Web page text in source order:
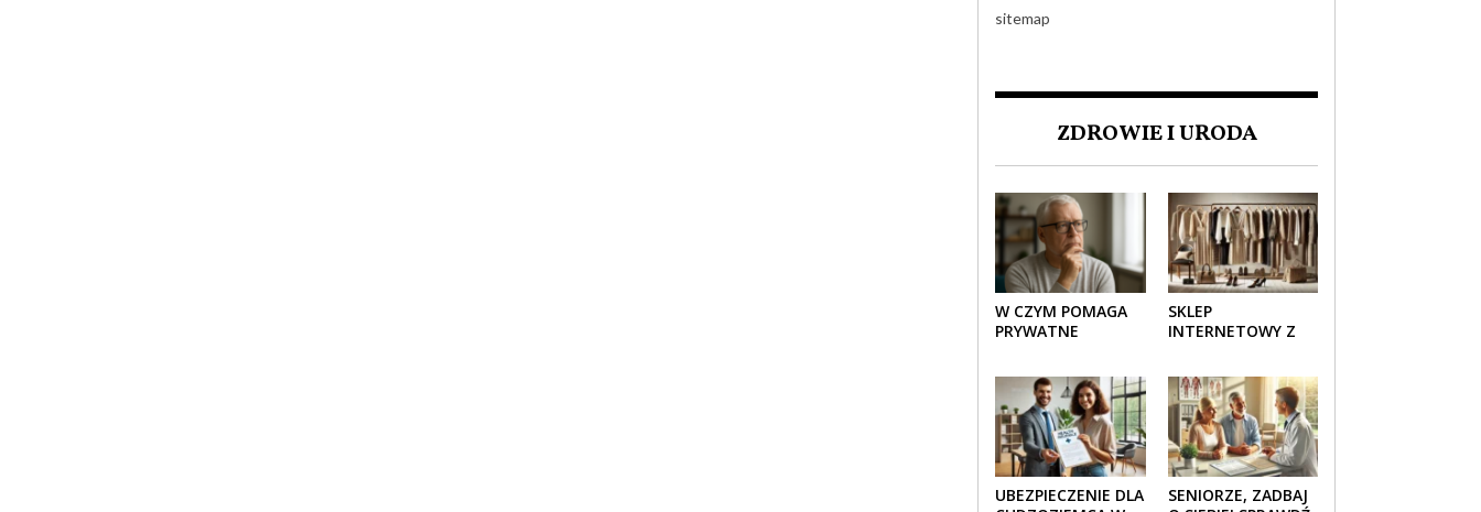
sitemap
ZDROWIE I URODA
W CZYM POMAGA
PRYWATNE
SENIOROM?
SKLEP
INTERNETOWY Z
KLASYKA, SZYK I
NOWOCZESNOŚĆ
UBEZPIECZENIE DLA
SENIORZE, ZADBAJ